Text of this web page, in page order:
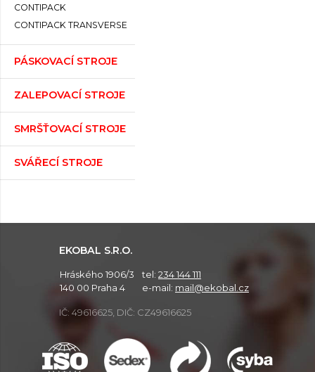
CONTIPACK
CONTIPACK TRANSVERSE
PÁSKOVACÍ STROJE
ZALEPOVACÍ STROJE
SMRŠŤOVACÍ STROJE
SVÁŘECÍ STROJE
EKOBAL S.R.O.
Hráského 1906/3
140 00 Praha 4
tel: 234 144 111
e-mail: mail@ekobal.cz
IČ: 49616625, DIČ: CZ49616625